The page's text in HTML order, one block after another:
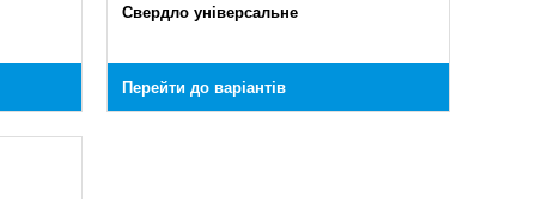
Свердло універсальне
Перейти до варіантів